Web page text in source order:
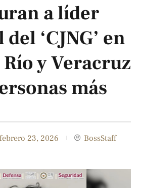
a líder
‘CJNG’ en
y Veracruz
más
febrero 23, 2026 BossStaff